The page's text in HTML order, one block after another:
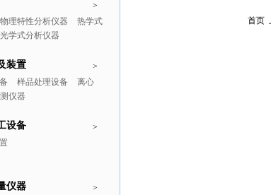
>
物理特性分析仪器
热学式
光学式分析仪器
>
装置
样品处理设备
离心
仪器
>
设备
>
仪器
首页